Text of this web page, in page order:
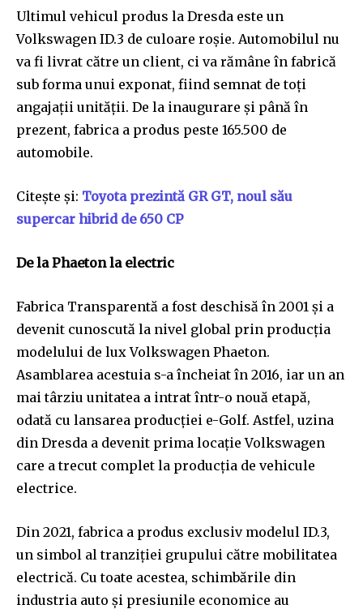
Ultimul vehicul produs la Dresda este un
Volkswagen ID.3 de culoare roșie. Automobilul nu
va fi livrat către un client, ci va rămâne în fabrică
sub forma unui exponat, fiind semnat de toți
angajații unității. De la inaugurare și până în
prezent, fabrica a produs peste 165.500 de
automobile.
Citește și: Toyota prezintă GR GT, noul său
supercar hibrid de 650 CP
De la Phaeton la electric
Fabrica Transparentă a fost deschisă în 2001 și a
devenit cunoscută la nivel global prin producția
modelului de lux Volkswagen Phaeton.
Asamblarea acestuia s-a încheiat în 2016, iar un an
mai târziu unitatea a intrat într-o nouă etapă,
odată cu lansarea producției e-Golf. Astfel, uzina
din Dresda a devenit prima locație Volkswagen
care a trecut complet la producția de vehicule
electrice.
Din 2021, fabrica a produs exclusiv modelul ID.3,
un simbol al tranziției grupului către mobilitatea
electrică. Cu toate acestea, schimbările din
industria auto și presiunile economice au